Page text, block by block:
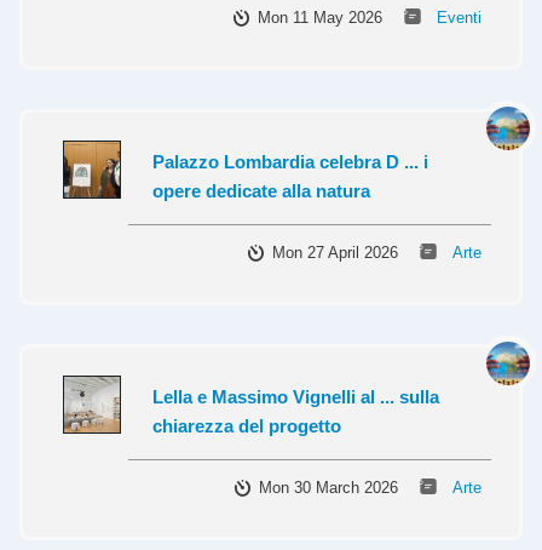
Mon 11 May 2026 Eventi
Palazzo Lombardia celebra D ... i
opere dedicate alla natura
Mon 27 April 2026 Arte
Lella e Massimo Vignelli al ... sulla
chiarezza del progetto
Mon 30 March 2026 Arte